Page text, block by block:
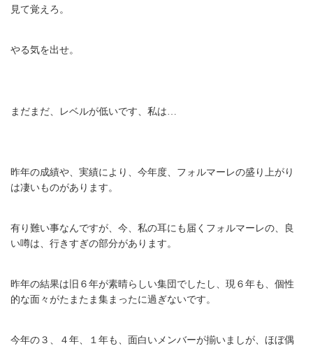
見て覚えろ。
やる気を出せ。
まだまだ、レベルが低いです、私は…
昨年の成績や、実績により、今年度、フォルマーレの盛り上がり
は凄いものがあります。
有り難い事なんですが、今、私の耳にも届くフォルマーレの、良
い噂は、行きすぎの部分があります。
昨年の結果は旧６年が素晴らしい集団でしたし、現６年も、個性
的な面々がたまたま集まったに過ぎないです。
今年の３、４年、１年も、面白いメンバーが揃いましが、ほぼ偶